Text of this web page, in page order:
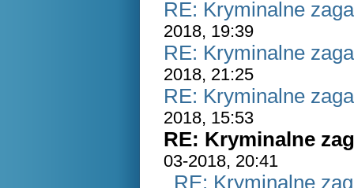
RE: Kryminalne
2018, 19:39
RE: Kryminalne
2018, 21:25
RE: Kryminalne
2018, 15:53
RE: Kryminalne
03-2018, 20:41
RE: Kryminalne